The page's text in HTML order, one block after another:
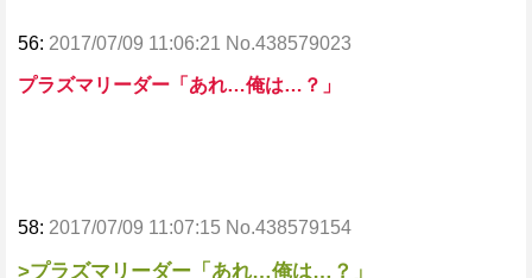
56: 2017/07/09 11:06:21 No.438579023
プラズマリーダー「あれ…俺は…？」
58: 2017/07/09 11:07:15 No.438579154
>プラズマリーダー「あれ…俺は…？」